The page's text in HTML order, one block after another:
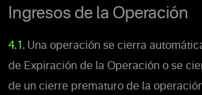
Ingresos de la Operación
4.1. Una operación se cierra
de Expiración de la Operación o se
de un cierre prematuro de la